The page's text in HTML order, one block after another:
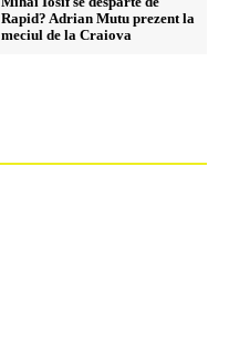
Rapid? Adrian Mutu prezent la
meciul de la Craiova